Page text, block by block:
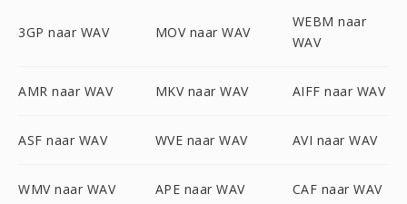
3GP naar WAV MOV naar WAV
WEBM naar
WAV
AMR naar WAV MKV naar WAV AIFF naar WAV
ASF naar WAV WVE naar WAV AVI naar WAV
WMV naar WAV APE naar WAV CAF naar WAV